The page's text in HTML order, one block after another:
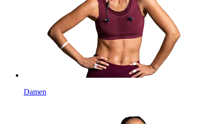
Damen